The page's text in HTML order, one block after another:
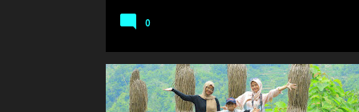
0
FAMILY WISATA WISATAJOGJA2024